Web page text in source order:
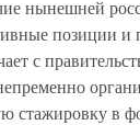
нынешней
позиции
с
стажировку в